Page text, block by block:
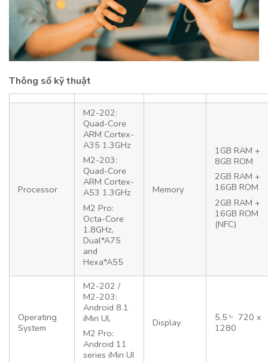
Thông số kỹ thuật
Processor
M2-202:
Quad-Core
ARM Cortex-
A35 1.3GHz
M2-203:
Quad-Core
ARM Cortex-
A53 1.3GHz
M2 Pro:
Octa-Core
1.8GHz,
Dual*A75
and
Hexa*A55
Memory
1GB RAM +
8GB ROM
2GB RAM +
16GB ROM
2GB RAM +
16GB ROM
(NFC)
Operating
System
M2-202 /
M2-203:
Android 8.1
iMin UI,
M2 Pro:
Android 11
series iMin UI
Display
5.5﹄ 720 x
1280